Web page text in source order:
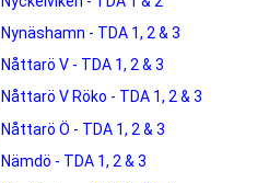
Nynäshamn - TDA 1, 2 & 3
Nåttarö V - TDA 1, 2 & 3
Nåttarö V Röko - TDA 1, 2 & 3
Nåttarö Ö - TDA 1, 2 & 3
Nämdö - TDA 1, 2 & 3